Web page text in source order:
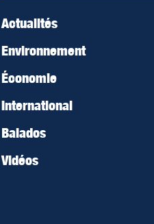
Actualités
Environnement
Économie
International
Balados
Vidéos